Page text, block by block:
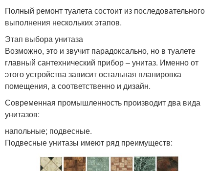
Полный ремонт туалета состоит из последовательного
выполнения нескольких этапов.
Этап выбора унитаза
Возможно, это и звучит парадоксально, но в туалете
главный сантехнический прибор – унитаз. Именно от
этого устройства зависит остальная планировка
помещения, а соответственно и дизайн.
Современная промышленность производит два вида
унитазов:
напольные; подвесные.
Подвесные унитазы имеют ряд преимуществ: